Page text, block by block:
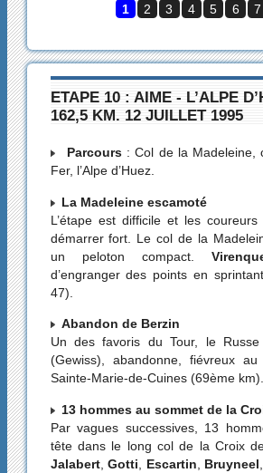
1 2 3 4 5 6 7
ETAPE 10 : AIME - L’ALPE
162,5 KM. 12 JUILLET 1995
Parcours : Col de la Madeleine,
Fer, l’Alpe d’Huez.
La Madeleine escamoté
L’étape est difficile et les
démarrer fort. Le col de la
un peloton compact.
d’engranger des points en
47).
Abandon de Berzin
Un des favoris du Tour, le Russe
(Gewiss), abandonne, fiévreux
Sainte-Marie-de-Cuines (69ème km).
13 hommes au sommet de la
Par vagues successives, 13
tête dans le long col de la Croix
Jalabert,Gotti Escartin Bruyneel